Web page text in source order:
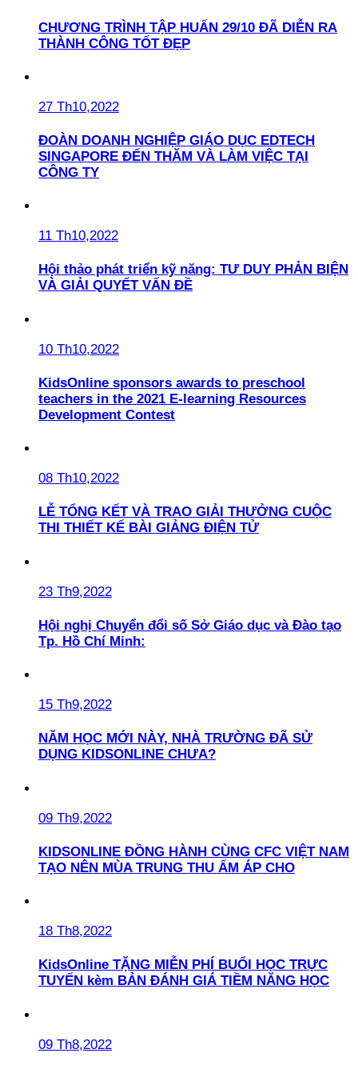
CHƯƠNG TRÌNH TẬP HUẤN 29/10 ĐÃ DIỄN RA
THÀNH CÔNG TỐT ĐẸP
27 Th10,2022
ĐOÀN DOANH NGHIỆP GIÁO DỤC EDTECH
SINGAPORE ĐẾN THĂM VÀ LÀM VIỆC TẠI
CÔNG TY
11 Th10,2022
Hội thảo phát triển kỹ năng: TƯ DUY PHẢN BIỆN
VÀ GIẢI QUYẾT VẤN ĐỀ
10 Th10,2022
KidsOnline sponsors awards to preschool
teachers in the 2021 E-learning Resources
Development Contest
08 Th10,2022
LỄ TỔNG KẾT VÀ TRAO GIẢI THƯỞNG CUỘC
THI THIẾT KẾ BÀI GIẢNG ĐIỆN TỬ
23 Th9,2022
Hội nghị Chuyển đổi số Sở Giáo dục và Đào tạo
Tp. Hồ Chí Minh:
15 Th9,2022
NĂM HỌC MỚI NÀY, NHÀ TRƯỜNG ĐÃ SỬ
DỤNG KIDSONLINE CHƯA?
09 Th9,2022
KIDSONLINE ĐỒNG HÀNH CÙNG CFC VIỆT NAM
TẠO NÊN MÙA TRUNG THU ẤM ÁP CHO
18 Th8,2022
KidsOnline TẶNG MIỄN PHÍ BUỔI HỌC TRỰC
TUYẾN kèm BẢN ĐÁNH GIÁ TIỀM NĂNG HỌC
09 Th8,2022